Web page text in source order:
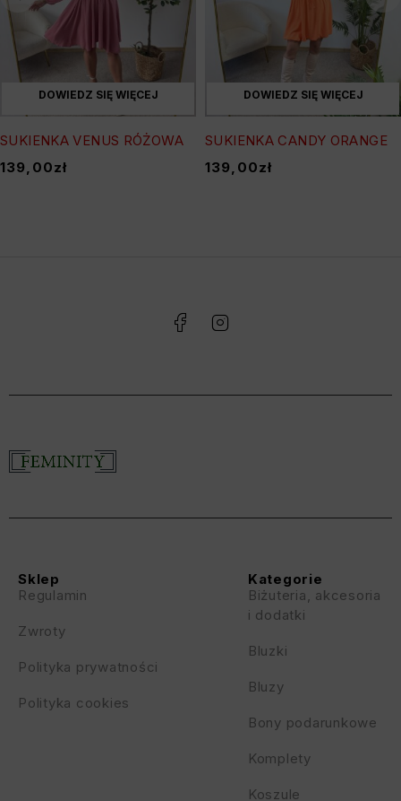
DOWIEDZ SIĘ WIĘCEJ
SUKIENKA VENUS RÓŻOWA
139,00zł
DOWIEDZ SIĘ WIĘCEJ
SUKIENKA CANDY ORANGE
139,00zł
Kategorie
Biżuteria, akcesoria
i dodatki
Bluzki
Bluzy
Bony podarunkowe
Komplety
Koszule
Sklep
Regulamin
Zwroty
Polityka prywatności
Polityka cookies